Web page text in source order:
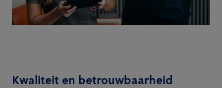
Kwaliteit en betrouwbaarheid